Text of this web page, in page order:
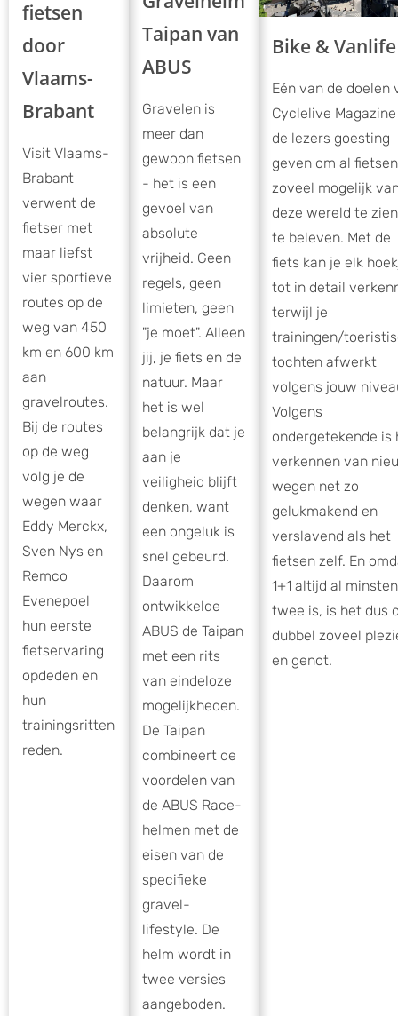
fietsen
door
Vlaams-
Brabant
Visit Vlaams-
Brabant
verwent de
fietser met
maar liefst
vier sportieve
routes op de
weg van 450
km en 600 km
aan
gravelroutes.
Bij de routes
op de weg
volg je de
wegen waar
Eddy Merckx,
Sven Nys en
Remco
Evenepoel
hun eerste
fietservaring
opdeden en
hun
trainingsritten
reden.
Taipan van
ABUS
Gravelen is
meer dan
gewoon fietsen
- het is een
gevoel van
absolute
vrijheid. Geen
regels, geen
limieten, geen
"je moet". Alleen
jij, je fiets en de
natuur. Maar
het is wel
belangrijk dat je
aan je
veiligheid blijft
denken, want
een ongeluk is
snel gebeurd.
Daarom
ontwikkelde
ABUS de Taipan
met een rits
van eindeloze
mogelijkheden.
De Taipan
combineert de
voordelen van
de ABUS Race-
helmen met de
eisen van de
specifieke
gravel-
lifestyle. De
helm wordt in
twee versies
aangeboden.
Bike & Vanlife
Eén van de doelen
Cyclelive
de lezers goesting
geven om al
zoveel mogelijk
deze wereld te
te beleven. Met de
fiets kan je elk
tot in detail
terwijl je
trainingen/
tochten afwerkt
volgens jouw
Volgens
ondergetekende is
verkennen van
wegen net zo
gelukmakend en
verslavend als het
fietsen zelf. En
1+1 altijd al
twee is, is het dus
dubbel zoveel
en genot.